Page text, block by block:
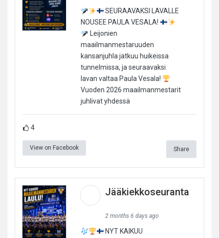
SEURAAVAKSI LAVALLE
NOUSEE PAULA VESALA!
Leijonien
maailmanmestaruuden
kansanjuhla jatkuu huikeissa
tunnelmissa, ja seuraavaksi
lavan valtaa Paula Vesala!
Vuoden 2026 maailmanmestarit
juhlivat yhdessä
4
View on Facebook Share
Jääkiekkoseuranta
2 months 6 days ago
NYT KAIKUU